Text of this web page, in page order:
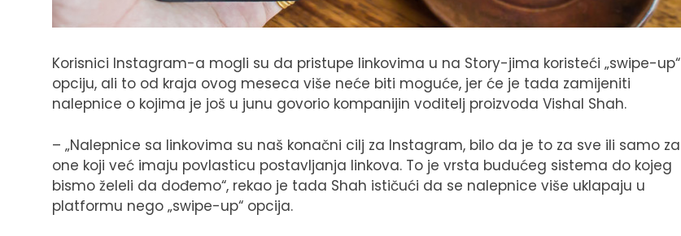
Korisnici Instagram-a mogli su da pristupe linkovima u na Story-jima koristeći „swipe-up“
opciju, ali to od kraja ovog meseca više neće biti moguće, jer će je tada zamijeniti
nalepnice o kojima je još u junu govorio kompanijin voditelj proizvoda Vishal Shah.
– „Nalepnice sa linkovima su naš konačni cilj za Instagram, bilo da je to za sve ili samo za
one koji već imaju povlasticu postavljanja linkova. To je vrsta budućeg sistema do kojeg
bismo želeli da dođemo“, rekao je tada Shah ističući da se nalepnice više uklapaju u
platformu nego „swipe-up“ opcija.